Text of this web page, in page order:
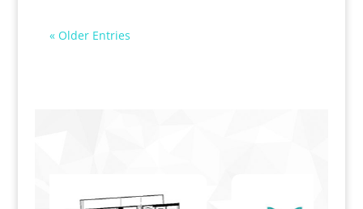
« Older Entries